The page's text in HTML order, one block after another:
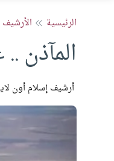
الرئيسية الأرشيف
المآذن
أرشيف إسلام أون